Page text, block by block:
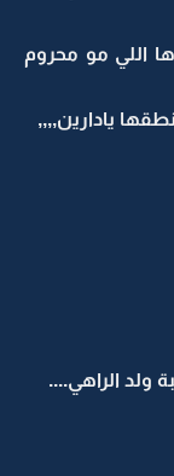
اللي مو محروم
يادارين,,,,
ولد الراهي....